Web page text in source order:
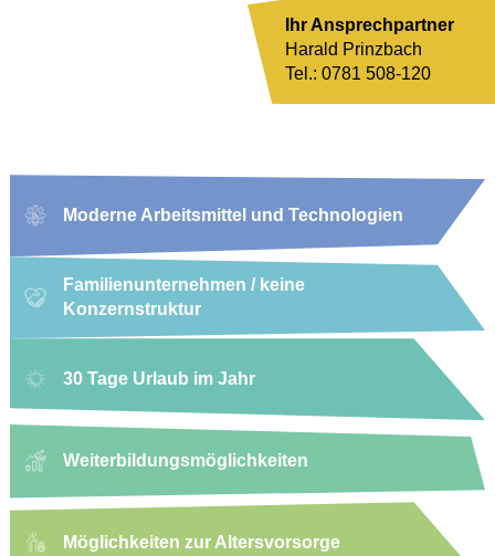
Moderne Arbeitsmittel und Technologien
Familienunternehmen / keine
Konzernstruktur
30 Tage Urlaub im Jahr
Weiterbildungsmöglichkeiten
Möglichkeiten zur Altersvorsorge
Ihr Ansprechpartner
Harald Prinzbach
Tel.: 0781 508-120